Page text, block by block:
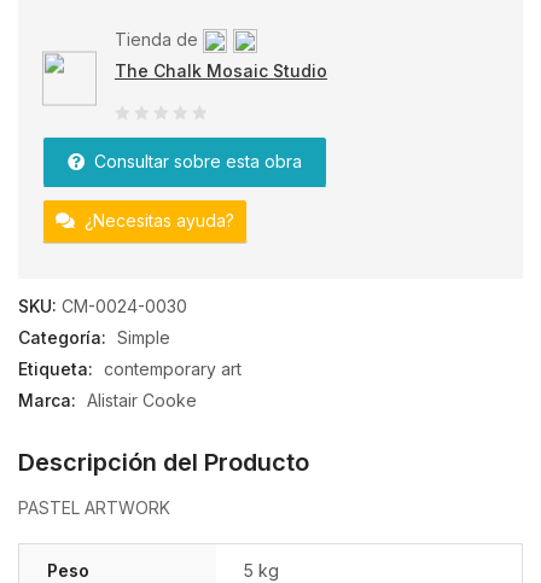
Tienda de
The Chalk Mosaic Studio
0
de
5
Consultar sobre esta obra
¿Necesitas ayuda?
SKU: CM-0024-0030
Categoría: Simple
Etiqueta: contemporary art
Marca: Alistair Cooke
Descripción del Producto
PASTEL ARTWORK
Peso 5 kg